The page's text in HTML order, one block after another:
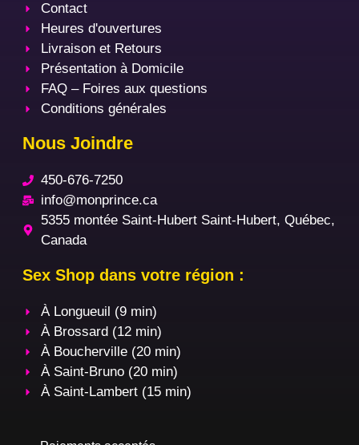
Contact
Heures d'ouvertures
Livraison et Retours
Présentation à Domicile
FAQ – Foires aux questions
Conditions générales
Nous Joindre
450-676-7250
info@monprince.ca
5355 montée Saint-Hubert Saint-Hubert, Québec,
Canada
Sex Shop dans votre région :
À Longueuil (9 min)
À Brossard (12 min)
À Boucherville (20 min)
À Saint-Bruno (20 min)
À Saint-Lambert (15 min)